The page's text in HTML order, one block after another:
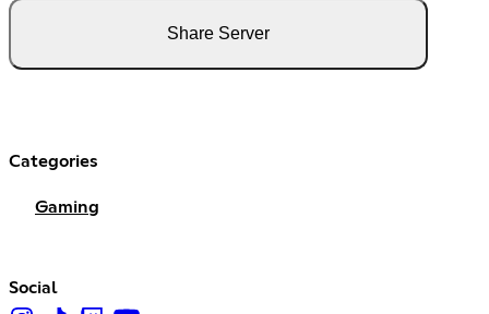
Share Server
Categories
Gaming
Social